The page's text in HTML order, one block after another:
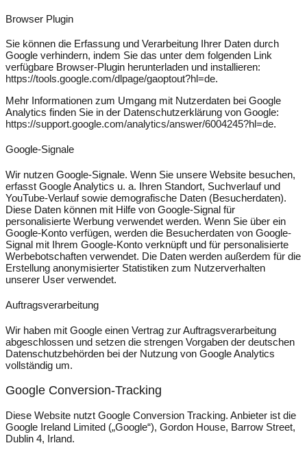
Browser Plugin
Sie können die Erfassung und Verarbeitung Ihrer Daten durch
Google verhindern, indem Sie das unter dem folgenden Link
verfügbare Browser-Plugin herunterladen und installieren:
https://tools.google.com/dlpage/gaoptout?hl=de.
Mehr Informationen zum Umgang mit Nutzerdaten bei Google
Analytics finden Sie in der Datenschutzerklärung von Google:
https://support.google.com/analytics/answer/6004245?hl=de.
Google-Signale
Wir nutzen Google-Signale. Wenn Sie unsere Website besuchen,
erfasst Google Analytics u. a. Ihren Standort, Suchverlauf und
YouTube-Verlauf sowie demografische Daten (Besucherdaten).
Diese Daten können mit Hilfe von Google-Signal für
personalisierte Werbung verwendet werden. Wenn Sie über ein
Google-Konto verfügen, werden die Besucherdaten von Google-
Signal mit Ihrem Google-Konto verknüpft und für personalisierte
Werbebotschaften verwendet. Die Daten werden außerdem für die
Erstellung anonymisierter Statistiken zum Nutzerverhalten
unserer User verwendet.
Auftragsverarbeitung
Wir haben mit Google einen Vertrag zur Auftragsverarbeitung
abgeschlossen und setzen die strengen Vorgaben der deutschen
Datenschutzbehörden bei der Nutzung von Google Analytics
vollständig um.
Google Conversion-Tracking
Diese Website nutzt Google Conversion Tracking. Anbieter ist die
Google Ireland Limited („Google“), Gordon House, Barrow Street,
Dublin 4, Irland.